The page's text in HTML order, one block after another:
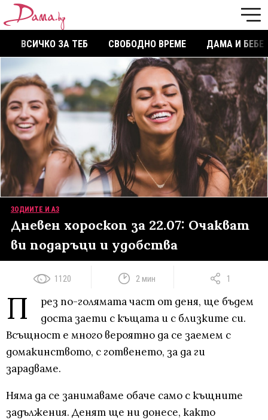
ВСИЧКО ЗА ТЕБ СВОБОДНО ВРЕМЕ ДАМА И БЕБЕ
ЗОДИИТЕ И АЗ
Дневен хороскоп за 22.07: Очакват
ви подаръци и удобства
1120 2 мин 1
П
рез по-голямата част от деня, ще бъдем
доста заети с къщата и с близките си.
Всъщност е много вероятно да се заемем с
домакинството, с готвенето, за да ги
зарадваме.
Няма да се занимаваме обаче само с къщните
задължения. Денят ще ни донесе, както